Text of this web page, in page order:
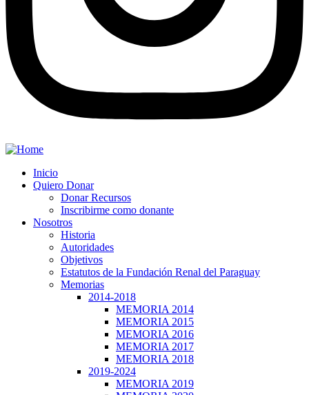
Inicio
Quiero Donar
Donar Recursos
Inscribirme como donante
Nosotros
Historia
Autoridades
Objetivos
Estatutos de la Fundación Renal del Paraguay
Memorias
2014-2018
MEMORIA 2014
MEMORIA 2015
MEMORIA 2016
MEMORIA 2017
MEMORIA 2018
2019-2024
MEMORIA 2019